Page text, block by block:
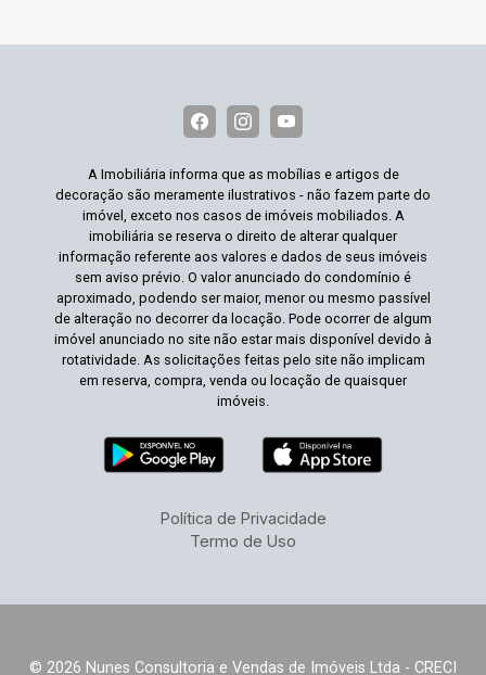
A Imobiliária informa que as mobílias e artigos de
decoração são meramente ilustrativos - não fazem parte do
imóvel, exceto nos casos de imóveis mobiliados. A
imobiliária se reserva o direito de alterar qualquer
informação referente aos valores e dados de seus imóveis
sem aviso prévio. O valor anunciado do condomínio é
aproximado, podendo ser maior, menor ou mesmo passível
de alteração no decorrer da locação. Pode ocorrer de algum
imóvel anunciado no site não estar mais disponível devido à
rotatividade. As solicitações feitas pelo site não implicam
em reserva, compra, venda ou locação de quaisquer
imóveis.
Política de Privacidade
Termo de Uso
© 2026 Nunes Consultoria e Vendas de Imóveis Ltda - CRECI